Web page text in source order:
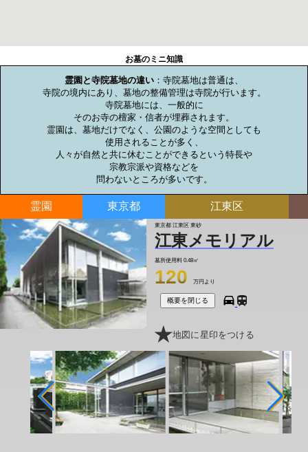
お墓のミニ知識
霊園と寺院墓地の違い ：寺院墓地は普通は、
寺院の境内にあり、墓地の整備管理は寺院が行います。
寺院墓地には、一般的に
そのお寺の檀家・信者が埋葬されます。
霊園は、墓地だけでなく、公園のような空間としても
使用されることが多く、
人々が自然と共に休むことができるという特長や
宗教宗派や資格などを
問わないところが多いです。
霊園 東京都 江東区
東京都 江東区 東砂
江東メモリアル
墓所使用料 0.48㎡
120 万円より
概要を閉じる
地図に星印をつける